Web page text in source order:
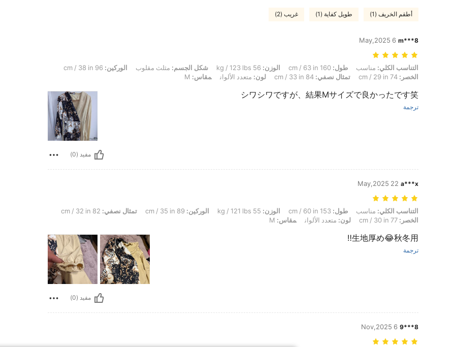
أطقم الخريف (1) طويل كفاية (1) غريب (2)
m***8
6 May,2025
التناسب الكلي: مناسب, طول: 160 cm / 63 in, الوزن: 56 kg / 123 lbs, شكل الجسم: مثلث مقلوب, الوركين: 96 cm / 38 in, الخصر: 74 cm / 29 in, تمثال نصفي: 84 cm / 33 in, لون: متعدد الألوان, مقاس: M
التناسب الكلي: مناسب طول: الوزن: شكل الجسم: مثلث مقلوب الوركين:
الخصر:
تمثال نصفي: لون: متعدد الألوان مقاس:
シワシワですが、結果Мサイズで良かったです笑
ترجمة
مفيد (0)
a***x
22 May,2025
التناسب الكلي: مناسب, طول: 153 cm / 60 in, الوزن: 55 kg / 121 lbs, الوركين: 89 cm / 35 in, تمثال نصفي: 82 cm / 32 in, الخصر: 77 cm / 30 in, لون: متعدد الألوان, مقاس: M
التناسب الكلي: مناسب طول: الوزن: الوركين: تمثال نصفي:
الخصر:
لون: متعدد الألوان مقاس:
生地厚め😂秋冬用‼️
ترجمة
مفيد (0)
8***9
6 Nov,2025